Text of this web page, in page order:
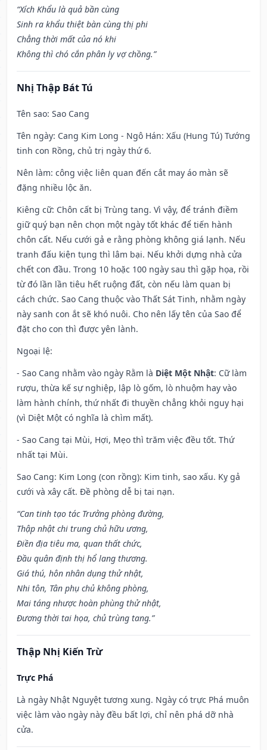
“Xích Khẩu là quả bần cùng
Sinh ra khẩu thiệt bàn cùng thị phi
Chẳng thời mất của nó khi
Không thì chó cắn phân ly vợ chồng.”
Nhị Thập Bát Tú
Tên sao: Sao Cang
Tên ngày: Cang Kim Long - Ngô Hán: Xấu (Hung Tú) Tướng
tinh con Rồng, chủ trị ngày thứ 6.
Nên làm: công việc liên quan đến cắt may áo màn sẽ
đặng nhiều lộc ăn.
Kiêng cữ: Chôn cất bị Trùng tang. Vì vậy, để tránh điềm
giữ quý bạn nên chọn một ngày tốt khác để tiến hành
chôn cất. Nếu cưới gả e rằng phòng không giá lạnh. Nếu
tranh đấu kiện tụng thì lâm bại. Nếu khởi dựng nhà cửa
chết con đầu. Trong 10 hoặc 100 ngày sau thì gặp họa, rồi
từ đó lần lần tiêu hết ruộng đất, còn nếu làm quan bị
cách chức. Sao Cang thuộc vào Thất Sát Tinh, nhằm ngày
này sanh con ắt sẽ khó nuôi. Cho nên lấy tên của Sao để
đặt cho con thì được yên lành.
Ngoại lệ:
- Sao Cang nhằm vào ngày Rằm là Diệt Một Nhật: Cữ làm
rượu, thừa kế sự nghiệp, lập lò gốm, lò nhuộm hay vào
làm hành chính, thứ nhất đi thuyền chẳng khỏi nguy hại
(vì Diệt Một có nghĩa là chìm mất).
- Sao Cang tại Mùi, Hợi, Mẹo thì trăm việc đều tốt. Thứ
nhất tại Mùi.
Sao Cang: Kim Long (con rồng): Kim tinh, sao xấu. Kỵ gả
cưới và xây cất. Đề phòng dễ bị tai nạn.
“Can tinh tạo tác Trưởng phòng đường,
Thập nhật chi trung chủ hữu ương,
Điền địa tiêu ma, quan thất chức,
Đầu quân định thị hổ lang thương.
Giá thú, hôn nhân dụng thử nhật,
Nhi tôn, Tân phụ chủ không phòng,
Mai táng nhược hoàn phùng thử nhật,
Đương thời tai họa, chủ trùng tang.”
Thập Nhị Kiến Trừ
Trực Phá
Là ngày Nhật Nguyệt tương xung. Ngày có trực Phá muôn
việc làm vào ngày này đều bất lợi, chỉ nên phá dỡ nhà
cửa.